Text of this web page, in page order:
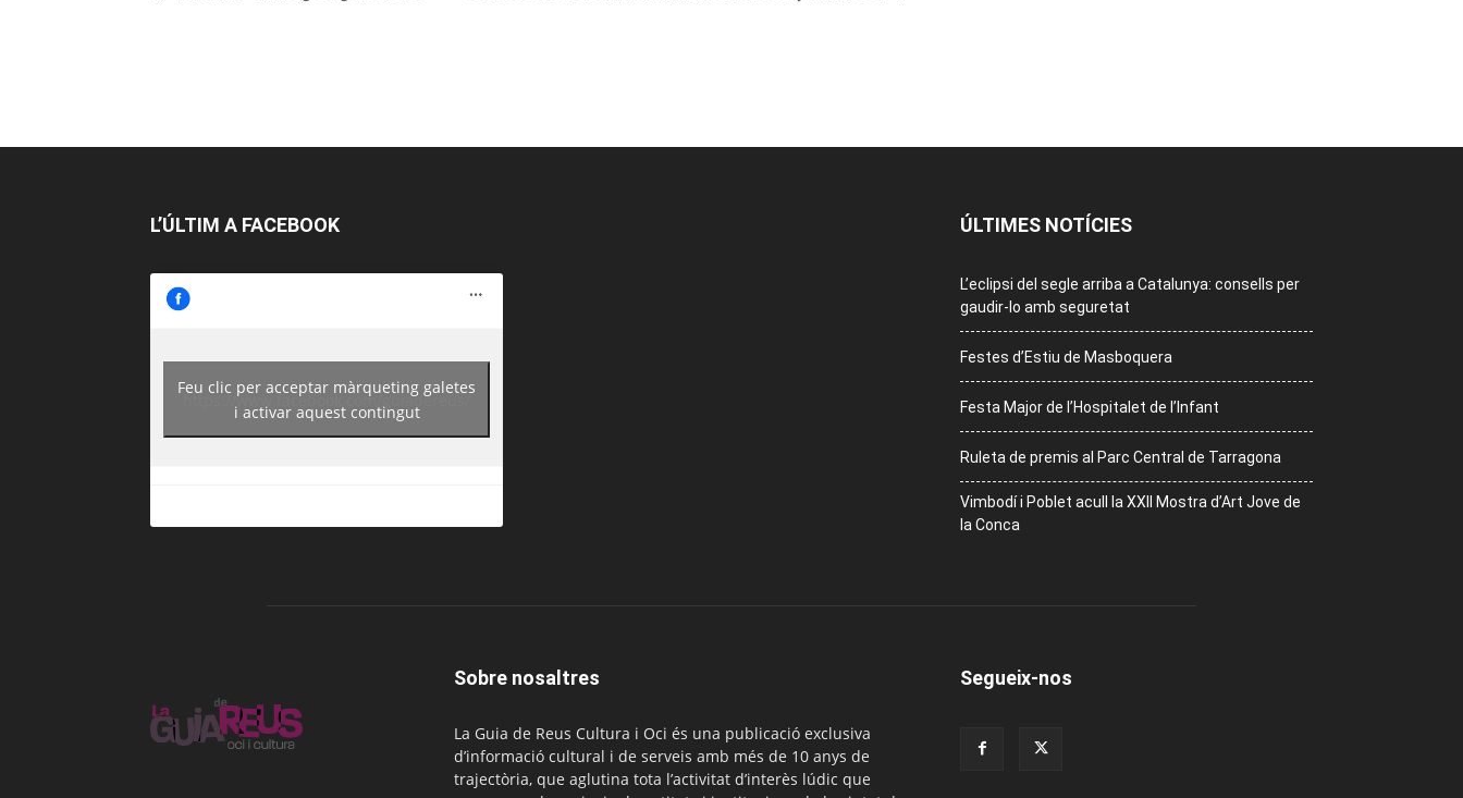
L’ÚLTIM A FACEBOOK
https://www.facebook.com/guiadereus/
Feu clic per acceptar màrqueting galetes
i activar aquest contingut
ÚLTIMES NOTÍCIES
L’eclipsi del segle arriba a Catalunya: consells per
gaudir-lo amb seguretat
Festes d’Estiu de Masboquera
Festa Major de l’Hospitalet de l’Infant
Ruleta de premis al Parc Central de Tarragona
Vimbodí i Poblet acull la XXII Mostra d’Art Jove de
la Conca
Sobre nosaltres
La Guia de Reus Cultura i Oci és una publicació exclusiva
d’informació cultural i de serveis amb més de 10 anys de
trajectòria, que aglutina tota l’activitat d’interès lúdic que
Segueix-nos